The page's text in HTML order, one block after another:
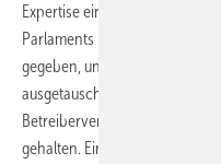
Expertise einbringen können,
Parlaments kommentiert,
gegeben, uns mit Politikern
ausgetauscht und parallel dazu
Betreiberverbände und die
gehalten. Einige unserer